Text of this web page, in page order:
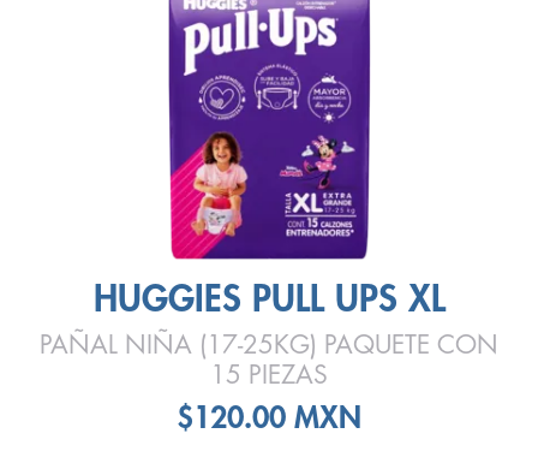
HUGGIES PULL UPS XL
PAÑAL NIÑA (17-25KG) PAQUETE CON
15 PIEZAS
$120.00 MXN